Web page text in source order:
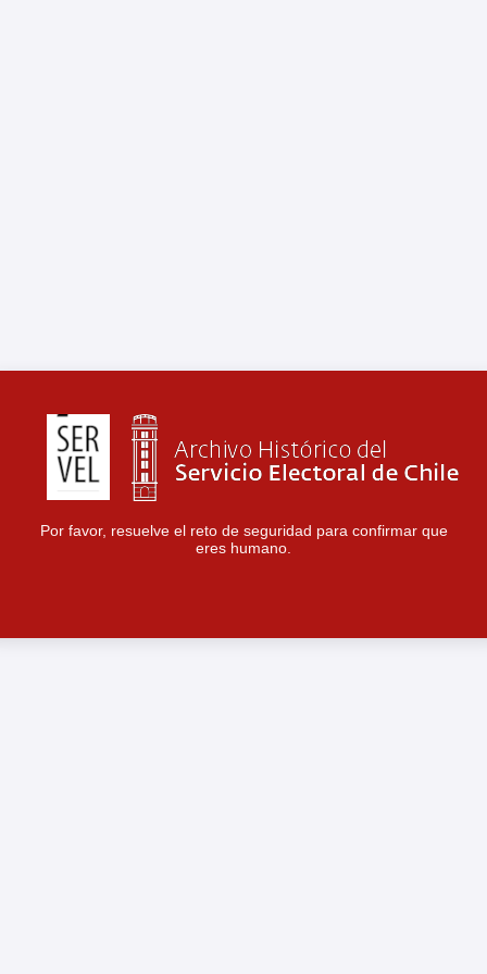
Por favor, resuelve el reto de seguridad para confirmar que
eres humano.